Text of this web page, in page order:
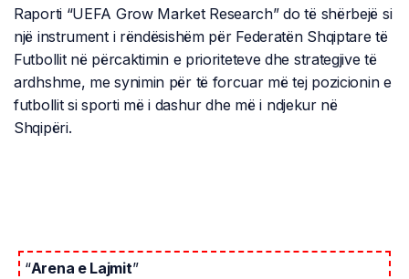
Raporti “UEFA Grow Market Research” do të shërbejë si
një instrument i rëndësishëm për Federatën Shqiptare të
Futbollit në përcaktimin e prioriteteve dhe strategjive të
ardhshme, me synimin për të forcuar më tej pozicionin e
futbollit si sporti më i dashur dhe më i ndjekur në
Shqipëri.
“Arena e Lajmit”